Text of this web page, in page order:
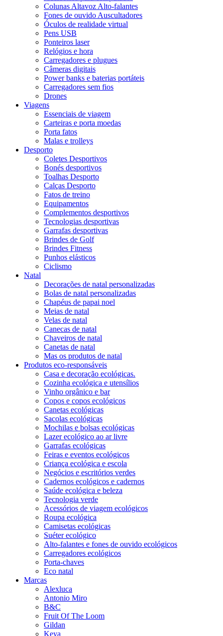
Colunas Altavoz Alto-falantes
Fones de ouvido Auscultadores
Óculos de realidade virtual
Pens USB
Ponteiros laser
Relógios e hora
Carregadores e plugues
Câmeras digitais
Power banks e baterias portáteis
Carregadores sem fios
Drones
Viagens
Essenciais de viagem
Carteiras e porta moedas
Porta fatos
Malas e trolleys
Desporto
Coletes Desportivos
Bonés desportivos
Toalhas Desporto
Calças Desporto
Fatos de treino
Equipamentos
Complementos desportivos
Tecnologias desportivas
Garrafas desportivas
Brindes de Golf
Brindes Fitness
Punhos elásticos
Ciclismo
Natal
Decorações de natal personalizadas
Bolas de natal personalizadas
Chapéus de papai noel
Meias de natal
Velas de natal
Canecas de natal
Chaveiros de natal
Canetas de natal
Mas os produtos de natal
Produtos eco-responsáveis
Casa e decoração ecológicas.
Cozinha ecológica e utensílios
Vinho orgânico e bar
Copos e copos ecológicos
Canetas ecológicas
Sacolas ecológicas
Mochilas e bolsas ecológicas
Lazer ecológico ao ar livre
Garrafas ecológicas
Feiras e eventos ecológicos
Criança ecológica e escola
Negócios e escritórios verdes
Cadernos ecológicos e cadernos
Saúde ecológica e beleza
Tecnologia verde
Acessórios de viagem ecológicos
Roupa ecológica
Camisetas ecológicas
Suéter ecológico
Alto-falantes e fones de ouvido ecológicos
Carregadores ecológicos
Porta-chaves
Eco natal
Marcas
Alexluca
Antonio Miro
B&C
Fruit Of The Loom
Gildan
Keya